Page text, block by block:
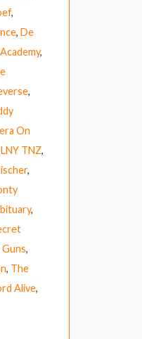
,
, De
,
,
On
LNY TNZ,
,
,
,
, The
Alive,